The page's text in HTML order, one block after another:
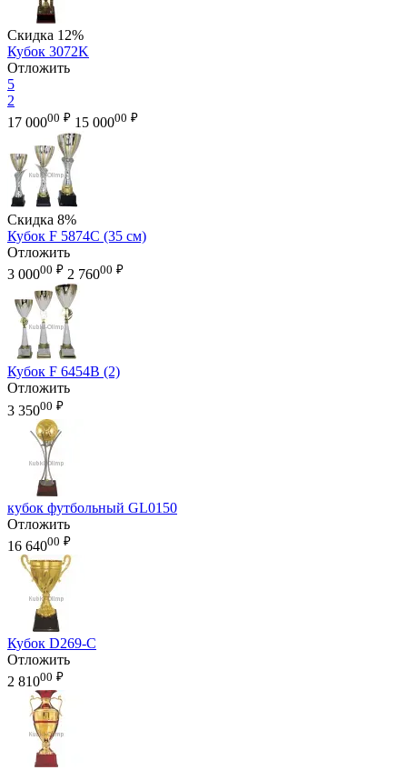
Скидка 12%
Кубок 3072K
Отложить
5
2
17 00000 ₽ 15 00000 ₽
Скидка 8%
Кубок F 5874C (35 см)
Отложить
3 00000 ₽ 2 76000 ₽
Кубок F 6454B (2)
Отложить
3 35000 ₽
кубок футбольный GL0150
Отложить
16 64000 ₽
Кубок D269-C
Отложить
2 81000 ₽